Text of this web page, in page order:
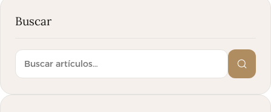
Buscar
Buscar en el blog